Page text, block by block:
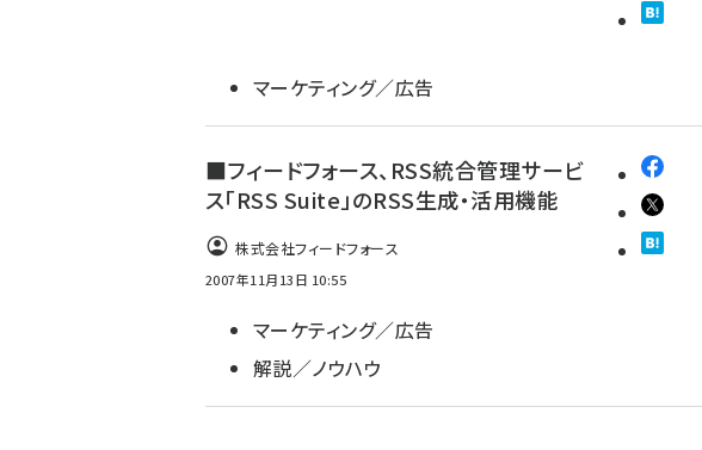
マーケティング／広告
■フィードフォース、RSS統合管理サービ
ス「RSS Suite」のRSS生成・活用機能
株式会社フィードフォース
2007年11月13日 10:55
マーケティング／広告
解説／ノウハウ